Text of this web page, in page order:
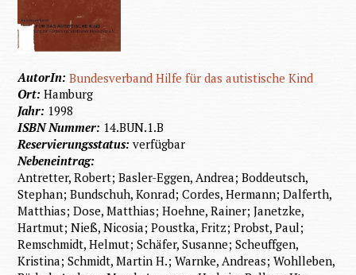
AutorIn:Bundesverband Hilfe für das autistische Kind
Ort:Hamburg
Jahr: 1998
ISBN Nummer: 14.BUN.1.B
Reservierungsstatus:verfügbar
Nebeneintrag:
Antretter, Robert; Basler-Eggen, Andrea; Boddeutsch,
Stephan; Bundschuh, Konrad; Cordes, Hermann; Dalferth,
Matthias; Dose, Matthias; Hoehne, Rainer; Janetzke,
Hartmut; Nieß, Nicosia; Poustka, Fritz; Probst, Paul;
Remschmidt, Helmut; Schäfer, Susanne; Scheuffgen,
Kristina; Schmidt, Martin H.; Warnke, Andreas; Wohlleben,